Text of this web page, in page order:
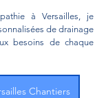
à Versailles, je
de drainage
besoins de chaque
Chantiers